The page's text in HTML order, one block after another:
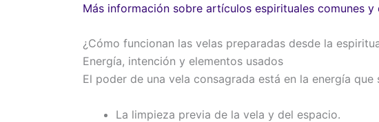
Más información sobre artículos espirituales comunes y
¿Cómo funcionan las velas preparadas desde la
Energía, intención y elementos usados
El poder de una vela consagrada está en la energía
La limpieza previa de la vela y del espacio.